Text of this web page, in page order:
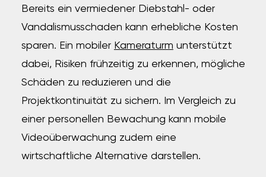
Bereits ein vermiedener Diebstahl- oder
Vandalismusschaden kann erhebliche Kosten
sparen. Ein mobiler Kameraturm unterstützt
dabei, Risiken frühzeitig zu erkennen, mögliche
Schäden zu reduzieren und die
Projektkontinuität zu sichern. Im Vergleich zu
einer personellen Bewachung kann mobile
Videoüberwachung zudem eine
wirtschaftliche Alternative darstellen.